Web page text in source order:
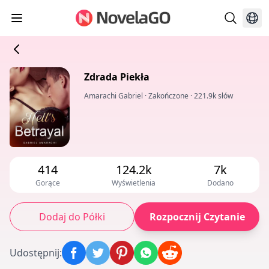
Zdrada Piekła
Amarachi Gabriel ·Zakończone ·221.9k słów
414
Gorące
124.2k
Wyświetlenia
7k
Dodano
Dodaj do Półki Rozpocznij Czytanie
Udostępnij: